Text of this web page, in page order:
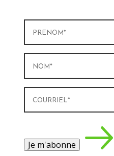
Je m'abonne